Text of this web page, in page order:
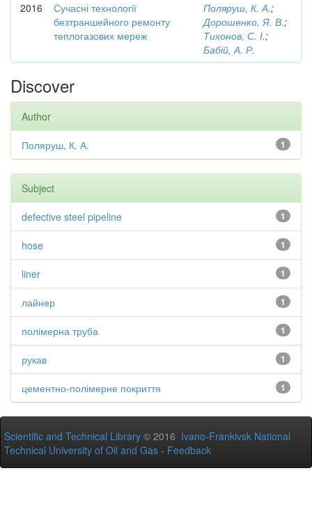
2016
Сучасні технології
безтраншейного ремонту
теплогазових мереж
Поляруш, К. А.;
Дорошенко, Я. В.;
Тихонов, С. І.;
Бабій, А. Р.
Discover
Author
1
Поляруш, К. А.
Subject
1
defective steel pipeline
1
hose
1
liner
1
лайнер
1
полімерна труба
1
рукав
1
цементно-полімерне покриття
Scientific and Technical Library © 2016 Ivano-Frankivsk National
Technical University of Oil and Gas - Feedback